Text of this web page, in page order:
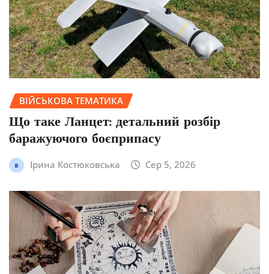
ВІЙСЬКОВА ТЕМАТИКА
Що таке Ланцет: детальний розбір
баражуючого боєприпасу
Ірина Костюковська Сер 5, 2026